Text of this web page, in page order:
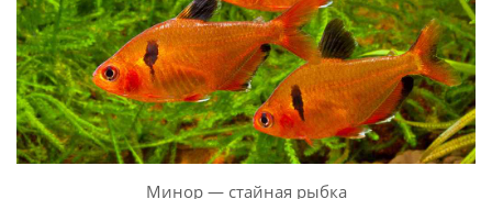
Минор — стайная рыбка